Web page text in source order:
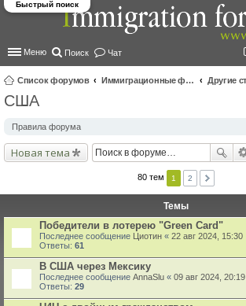
Меню Поиск Чат
Список форумов Иммиграционные форумы | Immigration forums
Быстрый поиск
США
Правила форума
Новая тема
80 тем 1 2
Темы
Победители в лотерею "Green Card"
Последнее сообщение Циотин « 22 авг 2024, 15:30
Ответы: 61
В США через Мексику
Последнее сообщение AnnaSlu « 09 авг 2024, 20:19
Ответы: 29